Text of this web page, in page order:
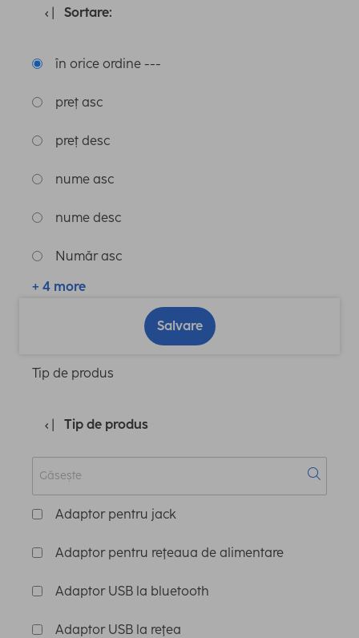
Sortare:
în orice ordine ---
preț asc
preț desc
nume asc
nume desc
Număr asc
+ 4 more
Salvare
Tip de produs
Tip de produs
Adaptor pentru jack
Adaptor pentru reţeaua de alimentare
Adaptor USB la bluetooth
Adaptor USB la reţea